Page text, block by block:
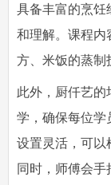
具备丰富的烹饪
和理解。课程内
方、米饭的蒸制
此外，厨仟艺的
学，确保每位学
设置灵活，可以
同时，师傅会